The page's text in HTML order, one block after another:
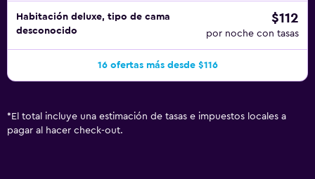
Habitación deluxe, tipo de cama
desconocido
$112
por noche con tasas
16 ofertas más desde $116
* El total incluye una estimación de tasas e impuestos locales a
pagar al hacer check-out.